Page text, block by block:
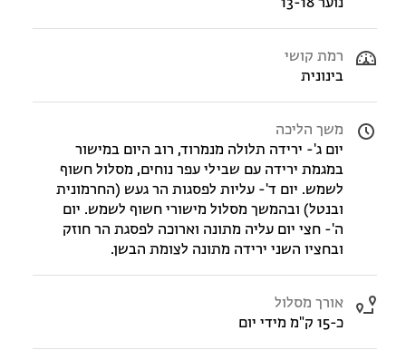
נוער 13-18
רמת קושי
בינונית
משך הליכה
יום ג'- ירידה תלולה מנמרוד, רוב היום במישור
במגמת ירידה עם שבילי עפר נוחים, מסלול חשוף
לשמש. יום ד'- עליות לפסגות הר געש (החרמונית
ובנטל) ובהמשך מסלול מישורי חשוף לשמש. יום
ה'- חצי יום עליה מתונה וארוכה לפסגת הר חוזק
ובחציו השני ירידה מתונה לצומת הבשן.
אורך מסלול
כ-15 ק"מ מידי יום